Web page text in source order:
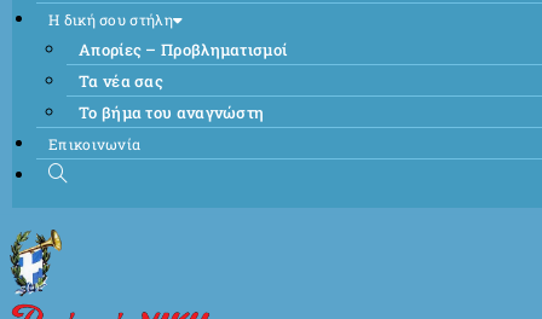
Η δική σου στήλη
Απορίες – Προβληματισμοί
Τα νέα σας
Το βήμα του αναγνώστη
Επικοινωνία